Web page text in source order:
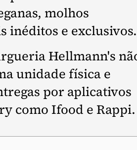
molhos
inéditos e exclusivos.
Hellmann's
unidade física e
por aplicativos
como Ifood e Rappi.